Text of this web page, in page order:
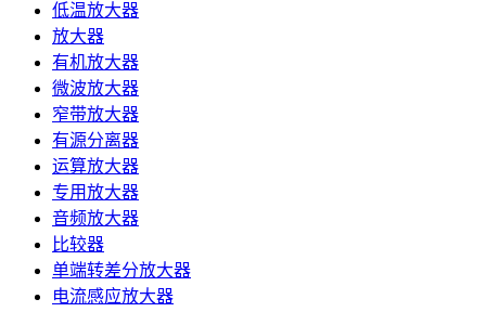
低温放大器
放大器
有机放大器
微波放大器
窄带放大器
有源分离器
运算放大器
专用放大器
音频放大器
比较器
单端转差分放大器
电流感应放大器